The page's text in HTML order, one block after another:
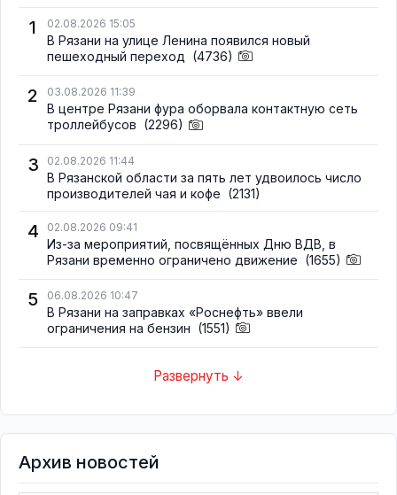
1
02.08.2026 15:05
В Рязани на улице Ленина появился новый
пешеходный переход (4736)
2 03.08.2026 11:39
В центре Рязани фура оборвала контактную сеть
троллейбусов (2296)
3 02.08.2026 11:44
В Рязанской области за пять лет удвоилось число
производителей чая и кофе (2131)
4 02.08.2026 09:41
Из-за мероприятий, посвящённых Дню ВДВ, в
Рязани временно ограничено движение (1655)
5 06.08.2026 10:47
В Рязани на заправках «Роснефть» ввели
ограничения на бензин (1551)
Развернуть ↓
Архив новостей